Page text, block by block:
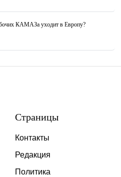
КАМАЗа уходит в Европу?
Страницы
Контакты
Редакция
Политика